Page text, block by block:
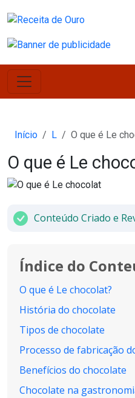
Início L O que é Le
O que é Le
Conteúdo Criado e
Índice do
O que é Le chocolat?
História do chocolate
Tipos de chocolate
Processo de fabricação
Benefícios do chocolate
Chocolate na